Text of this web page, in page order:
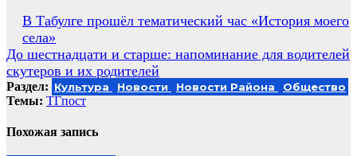
Навигация
по
записям
В Табулге прошёл тематический час «История моего
села»
До шестнадцати и старше: напоминание для водителей
скутеров и их родителей
Раздел: Культура Новости Новости Района Общество
Темы: ТГпост
Похожая запись